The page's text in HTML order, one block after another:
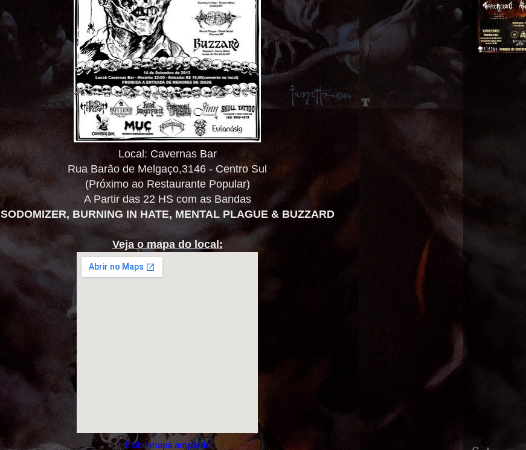
Local: Cavernas Bar
Rua Barão de Melgaço,3146 - Centro Sul
(Próximo ao Restaurante Popular)
A Partir das 22 HS com as Bandas
SODOMIZER, BURNING IN HATE, MENTAL PLAGUE & BUZZARD
Veja o mapa do local:
Exibir mapa ampliado